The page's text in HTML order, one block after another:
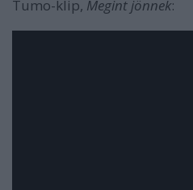
Tumo-klip, Megint jönnek: